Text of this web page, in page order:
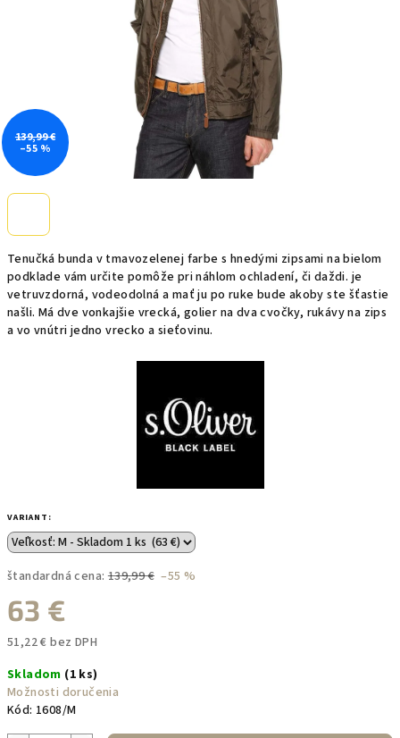
Tenučká bunda v tmavozelenej farbe s hnedými zipsami na bielom
podklade vám určite pomôže pri náhlom ochladení, či daždi. je
vetruvzdorná, vodeodolná a mať ju po ruke bude akoby ste šťastie
našli. Má dve vonkajšie vrecká, golier na dva cvočky, rukávy na zips
a vo vnútri jedno vrecko a sieťovinu.
VARIANT:
štandardná cena: 139,99 € –55 %
63 €
51,22 € bez DPH
cena:
Skladom (1 ks)
Možnosti doručenia
Kód: 1608/M
139,99 €
–55 %